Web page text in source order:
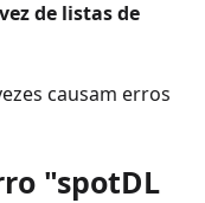
de listas de
causam erros
"spotDL